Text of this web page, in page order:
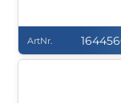
ArtNr.